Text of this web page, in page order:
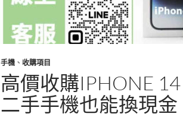
手機 、 收購項目
高價收購IPHONE
二手手機也能換現金